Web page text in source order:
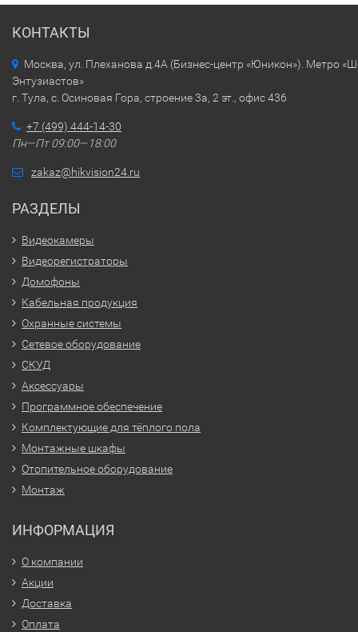
КОНТАКТЫ
Москва, ул. Плеханова д.4А (Бизнес-центр «Юникон»). Метро
Энтузиастов»
г. Тула, с. Осиновая Гора, строение 3а, 2 эт., офис 436
+7 (499) 444-14-30
Пн—Пт 09:00—18:00
zakaz@hikvision24.ru
РАЗДЕЛЫ
Видеокамеры
Видеорегистраторы
Домофоны
Кабельная продукция
Охранные системы
Сетевое оборудование
СКУД
Аксессуары
Программное обеспечение
Комплектующие для тёплого пола
Монтажные шкафы
Отопительное оборудование
Монтаж
ИНФОРМАЦИЯ
О компании
Акции
Доставка
Оплата